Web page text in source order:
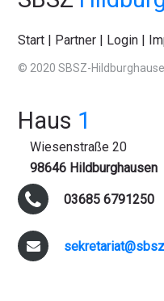
Start | Partner | Login |
© 2020 SBSZ-
Haus 1
Wiesenstraße 20
98646 Hildburghausen
03685 6791250